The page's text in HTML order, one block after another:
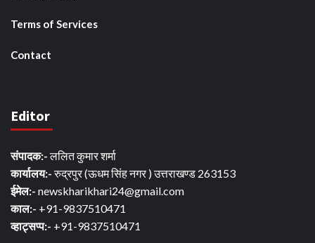
Terms of Services
Contact
Editor
संपादक:-ललित कुमार शर्मा
कार्यालय:-रुद्रपुर (ऊधम सिंह नगर ) उत्तराखण्ड 263153
ईमेल:- newskharikhari24@gmail.com
काल:- +91-9837510471
व्हाट्सप्प:- +91-9837510471